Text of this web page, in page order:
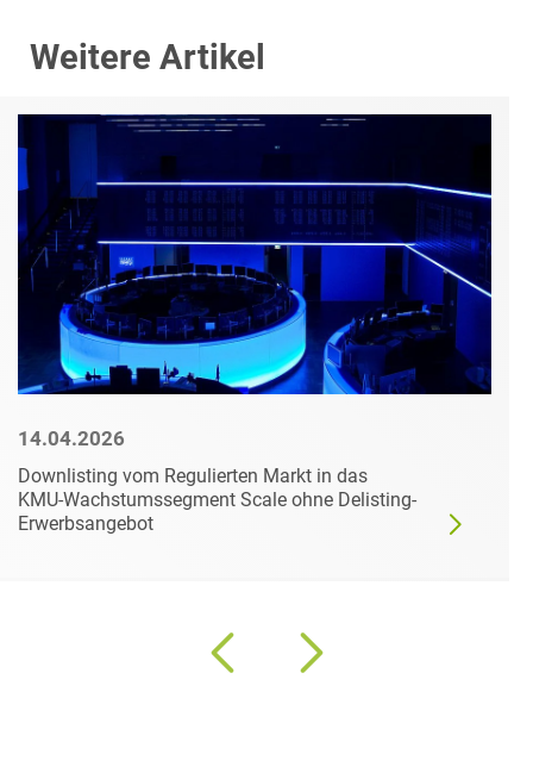
Weitere Artikel
14.04.2026
Downlisting vom Regulierten Markt in das
KMU-Wachstumssegment Scale ohne Delisting-
Erwerbsangebot